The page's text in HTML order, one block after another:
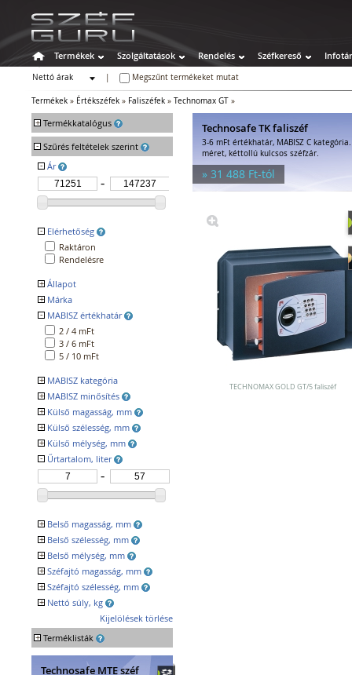
Termékek Szolgáltatások Rendelés Széfkereső Infotár
Nettó árak
Megszűnt termékeket mutat
Termékek » Értékszéfek » Faliszéfek » Technomax GT »
+ Termékkatalógus
Széfek
Értékszéfek
Faliszéfek
Padlószéfek
Lemezszekrények
Bútorszéfek
Páncélszekrények
Bedobós értékszéfek
Tűzálló széfek
Speciális széfek
Fegyverszekrények
Hotelszéfek
Egyéb tárolók
Széfzárak
Trezorok
- Szűrés feltételek szerint
- Ár
- Elérhetőség
Raktáron
Rendelésre
+ Állapot
Népszerű
Kifutó
+ Márka
GOLD
TECHNOMAX
- MABISZ értékhatár
2 / 4 mFt
3 / 6 mFt
5 / 10 mFt
+ MABISZ kategória
MABISZ B
MABISZ C
MABISZ D
+ MABISZ minősítés
Igen
+ Külső magasság, mm
+ Külső szélesség, mm
+ Külső mélység, mm
- Űrtartalom, liter
+ Belső magasság, mm
+ Belső szélesség, mm
+ Belső mélység, mm
+ Széfajtó magasság, mm
+ Széfajtó szélesség, mm
+ Nettó súly, kg
Kijelölések törlése
+ Terméklisták
Technosafe MTE széf
Technosafe TK faliszéf
3-6 mFt értékhatár, MABISZ C
méret, kéttollú kulcsos széfzár.
» 31 488 Ft-tól
TECHNOMAX GOLD GT/5 faliszéf